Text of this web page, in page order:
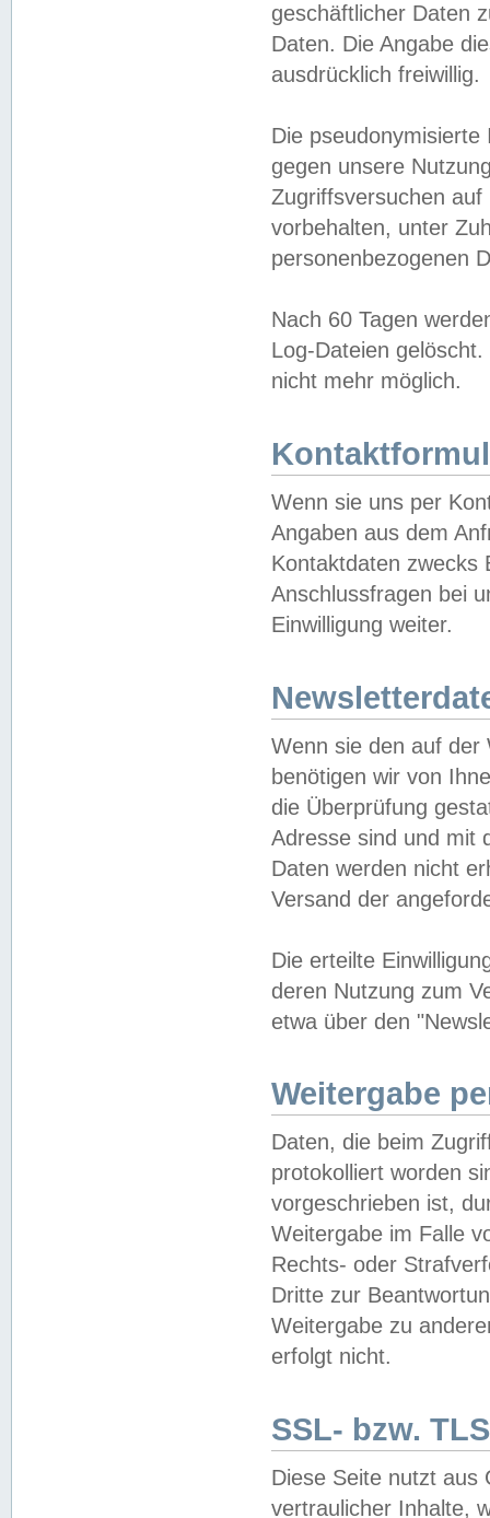
geschäftlicher Daten
Daten. Die Angabe
ausdrücklich freiwillig.
Die
gegen unsere
Zugriffsversuchen
vorbehalten, unter
personenbezogenen
Nach 60 Tagen
Log-Dateien
nicht mehr möglich.
Wenn sie uns per
Angaben aus dem
Kontaktdaten zwecks
Anschlussfragen bei
Einwilligung weiter.
Wenn sie den auf der
benötigen wir von
die Überprüfung
Adresse sind und mit
Daten werden nicht
Versand der
Die erteilte
deren Nutzung zum
etwa über den
Weitergabe
Daten, die beim
protokolliert worden
vorgeschrieben ist,
Weitergabe im Falle
Rechts- oder
Dritte zur
Weitergabe zu
erfolgt nicht.
SSL- bzw.
Diese Seite nutzt aus
vertraulicher Inhalte,